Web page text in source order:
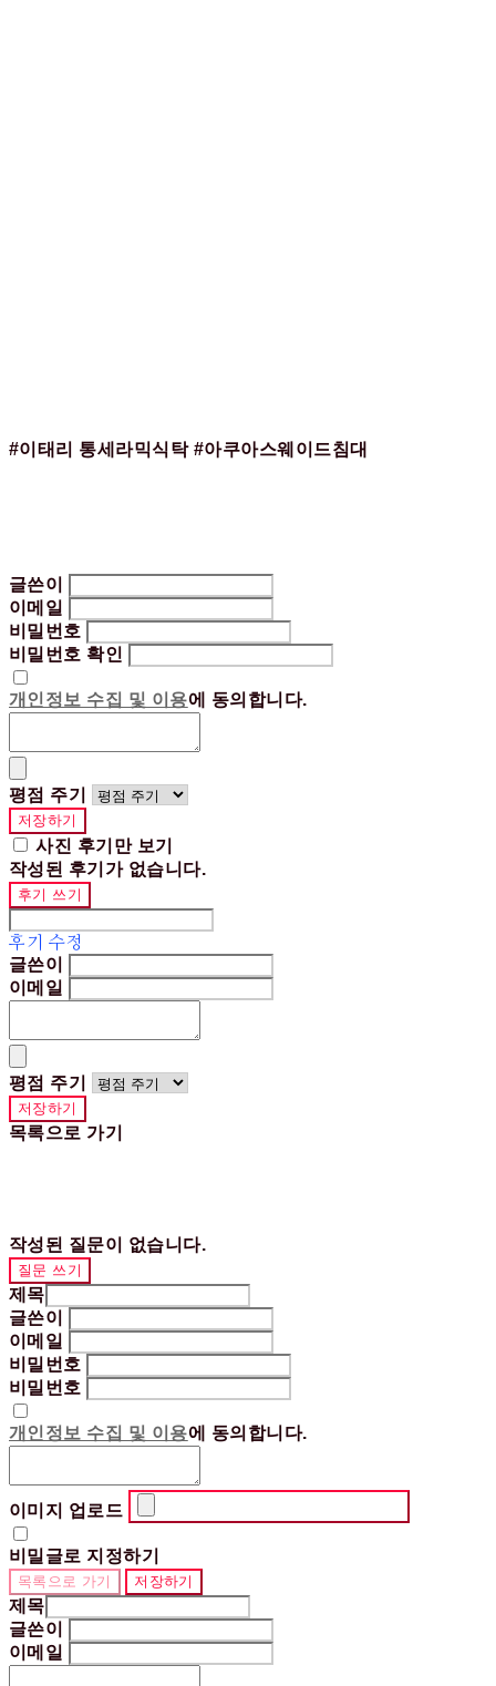
#이태리 통세라믹식탁 #아쿠아스웨이드침대
글쓴이
이메일
비밀번호
비밀번호 확인
개인정보 수집 및 이용에 동의합니다.
평점 주기
저장하기
사진 후기만 보기
작성된 후기가 없습니다.
후기 쓰기
후기 수정
글쓴이
이메일
평점 주기
저장하기
목록으로 가기
작성된 질문이 없습니다.
질문 쓰기
제목
글쓴이
이메일
비밀번호
비밀번호
개인정보 수집 및 이용에 동의합니다.
이미지 업로드
비밀글로 지정하기
목록으로 가기 저장하기
제목
글쓴이
이메일